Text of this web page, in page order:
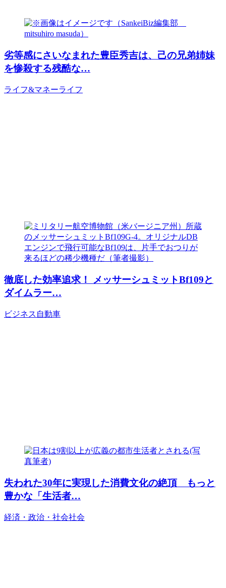
劣等感にさいなまれた豊臣秀吉は、己の兄弟姉妹
を惨殺する残酷な…
ライフ&マネーライフ
徹底した効率追求！ メッサーシュミットBf109と
ダイムラー…
ビジネス 自動車
失われた30年に実現した消費文化の絶頂 もっと
豊かな「生活者…
経済・政治・社会社会